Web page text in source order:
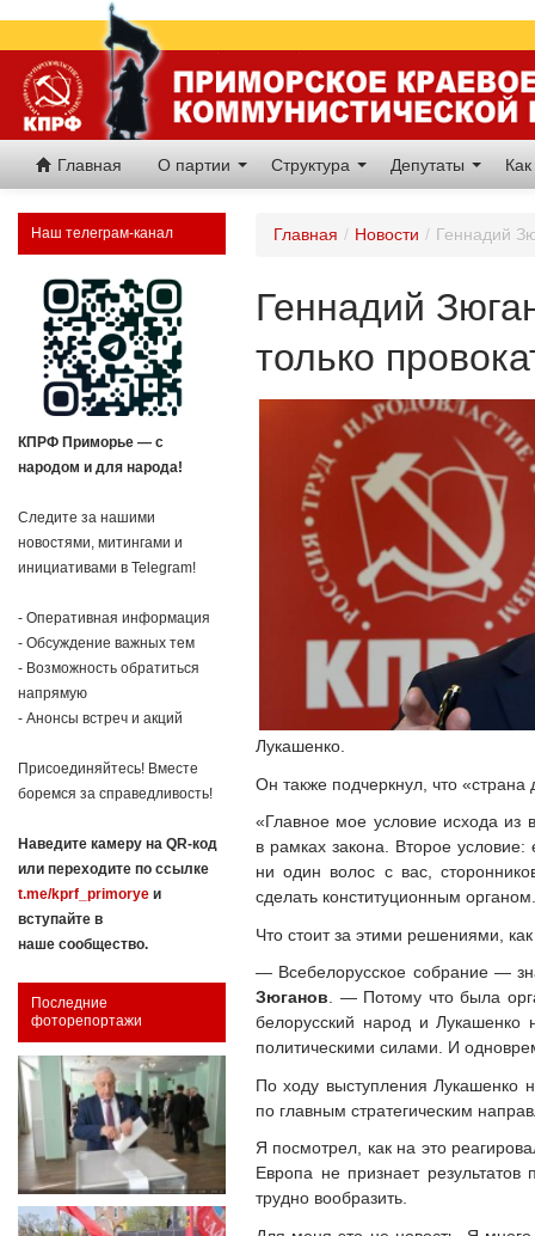
Главная О партии Структура Депутаты
Наш телеграм-канал
КПРФ Приморье — с
народом и для народа!
Следите за нашими
новостями, митингами и
инициативами в Telegram!
- Оперативная информация
- Обсуждение важных тем
- Возможность обратиться
напрямую
- Анонсы встреч и акций
Присоединяйтесь! Вместе
боремся за справедливость!
Наведите камеру на QR-код
или переходите по ссылке
t.me/kprf_primorye и
вступайте в
наше сообщество.
Последние
фоторепортажи
Главная / Новости / Геннадий
Геннадий
только
Лукашенко.
Он также подчеркнул, что «страна
«Главное мое условие исхода из
в рамках закона. Второе
ни один волос с вас,
сделать конституционным
Что стоит за этими решениями,
— Всебелорусское собрание —
Зюганов . — Потому что была
белорусский народ и Лукашенко
политическими силами. И
По ходу выступления Лукашенко
по главным стратегическим
Я посмотрел, как на это
Европа не признает
трудно вообразить.